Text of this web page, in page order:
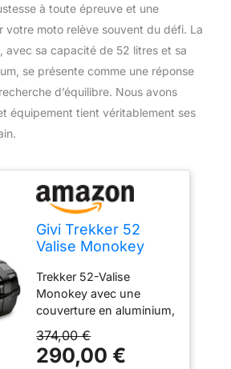
à toute épreuve et une
votre moto relève souvent du défi. La
avec sa capacité de 52 litres et sa
se présente comme une réponse
d’équilibre. Nous avons
équipement tient véritablement ses
Givi Trekker 52
Valise Monokey
Couverture en
Aluminium, Noir
Trekker 52-Valise
Monokey avec une
couverture en aluminium,
chargement 10 kg
Nouveau Fabriqué en
374,00 €
290,00 €